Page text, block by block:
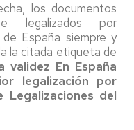
los documentos
legalizados por
España siempre y
la citada etiqueta de
validez En España
legalización por
del